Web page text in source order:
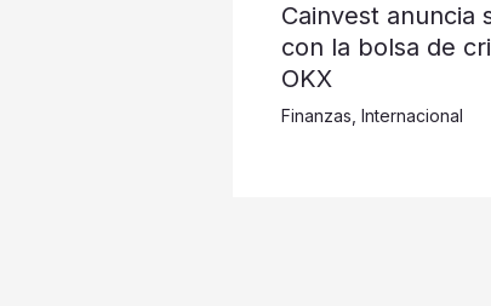
Cainvest anuncia
con la bolsa de
OKX
Finanzas Internacional